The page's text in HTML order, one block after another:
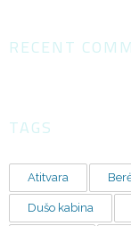
RECENT
TAGS
Atitvara
Dušo kabina